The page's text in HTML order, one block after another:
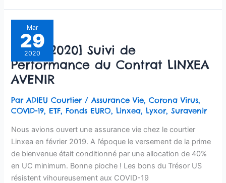
Mar
29
2020
[mars 2020] Suivi de
Performance du Contrat LINXEA
AVENIR
ParADIEU Courtier/Assurance Vie,Corona Virus,
COVID-19,ETF,Fonds EURO,Linxea,Lyxor,Suravenir
Nous avions ouvert une assurance vie chez le courtier
Linxea en février 2019. A l’époque le versement de la prime
de bienvenue était conditionné par une allocation de 40%
en UC minimum. Bonne pioche ! Les bons du Trésor US
résistent vihoureusement aux COVID-19
[mars
2020]
Suivi
de
Performance
du
Contrat
LINXEA